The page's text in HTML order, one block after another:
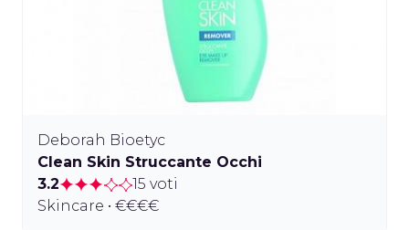
Deborah Bioetyc
Clean Skin Struccante Occhi
3.2
15 voti
Skincare • €€€€